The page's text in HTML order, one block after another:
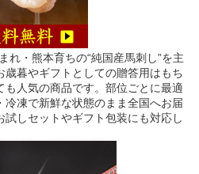
れ・熊本育ちの“純国産馬刺し”を主
暮やギフトとしての贈答用はもち
人気の商品です。部位ごとに最適
凍で新鮮な状態のまま全国へお届
しセットやギフト包装にも対応し